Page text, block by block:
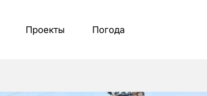
Проекты Погода